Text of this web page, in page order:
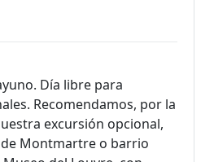
Día libre para
Recomendamos, por la
excursión opcional,
Montmartre o barrio